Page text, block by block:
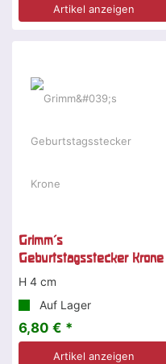
Artikel anzeigen
Grimm's
Geburtstagsstecker Krone
H 4 cm
Auf Lager
6,80 € *
Artikel anzeigen